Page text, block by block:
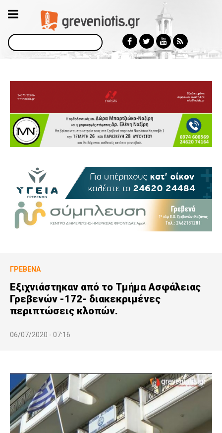
Αναζήτηση
ΓΡΕΒΕΝΆ
Εξιχνιάστηκαν από το Τμήμα Ασφάλειας
Γρεβενών -172- διακεκριμένες
περιπτώσεις κλοπών.
06/07/2020 - 07:16